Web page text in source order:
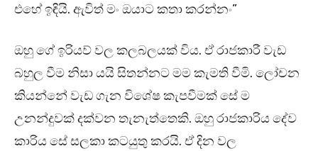
එහේ ඉඳියි. ඇවිත් මං ඔයාට කතා කරන්නං”
ඔහු ගේ ඉරියව් වල කලබලයක් විය. ඒ රාජකාරී වැඩ
බහුල වීම නිසා යයි සිතන්නට මම කැමති වීමි. ලෝචන
කියන්නේ වැඩ ගැන විශේෂ කැපවීමක් සේ ම
උනන්දුවක් දක්වන තැනැත්තෙකි. ඔහු රාජකාරිය දේව
කාරිය සේ සලකා කටයුතු කරයි. ඒ දින වල